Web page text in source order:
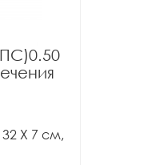
X 7 см,